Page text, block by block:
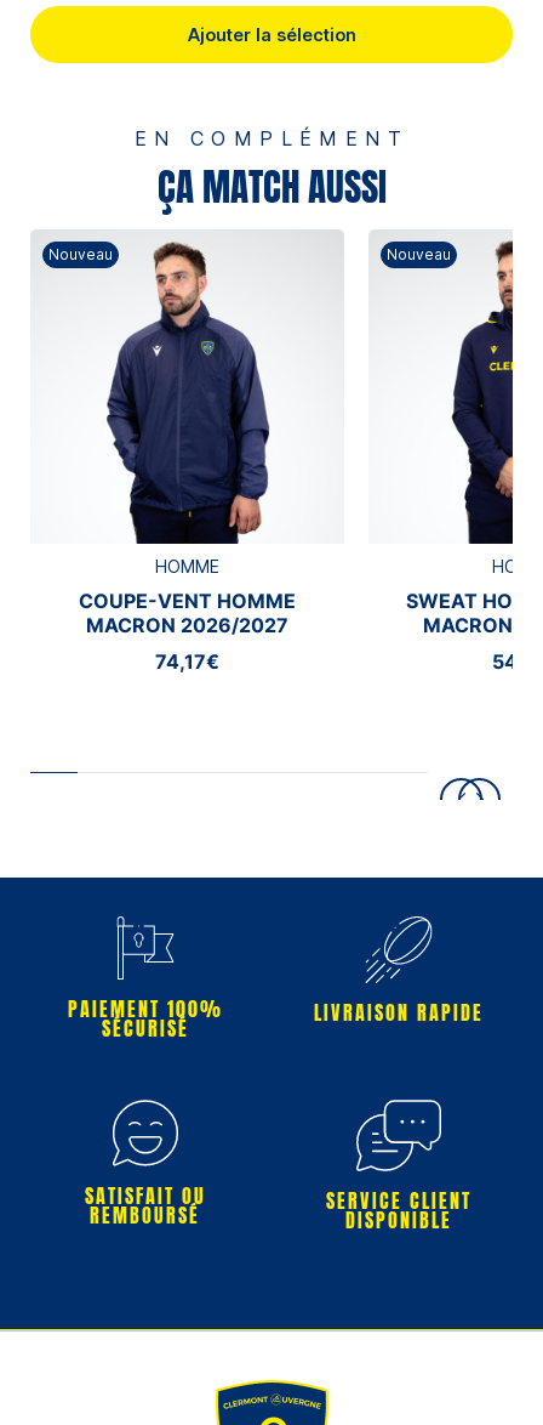
Ajouter la sélection
EN COMPLÉMENT
ÇA MATCH AUSSI
Nouveau
HOMME
COUPE-VENT HOMME
MACRON 2026/2027
74,17€
Nouveau
SWEAT
MACRON
PAIEMENT 100%
SÉCURISÉ
LIVRAISON RAPIDE
SATISFAIT OU
REMBOURSÉ SERVICE CLIENT
DISPONIBLE